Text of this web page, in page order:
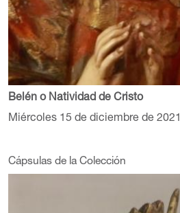
Belén o Natividad de Cristo
Miércoles 15 de diciembre de 2021
Cápsulas de la Colección